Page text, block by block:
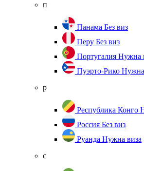
п
Панама Без виз
Перу Без виз
Португалия Нужна
Пуэрто-Рико Нужна
р
Республика Конго
Россия Без виз
Руанда Нужна виза
с